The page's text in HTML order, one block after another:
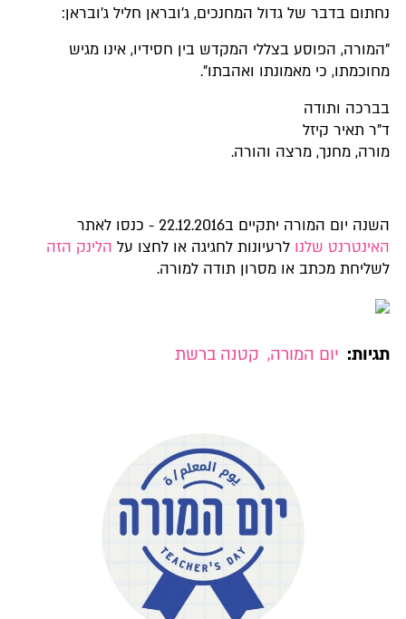
נחתום בדבר של גדול המחנכים, ג'ובראן חליל ג'ובראן:
"המורה, הפוסע בצללי המקדש בין חסידיו, אינו מגיש
מחוכמתו, כי מאמונתו ואהבתו".
בברכה ותודה
ד"ר תאיר קיזל
מורה, מחנך, מרצה והורה.
השנה יום המורה יתקיים ב22.12.2016 - כנסו לאתר
האינטרנט שלנו לרעיונות לחגיגה או לחצו על הלינק הזה
לשליחת מכתב או מסרון תודה למורה.
תגיות: יום המורה, קטנה ברשת